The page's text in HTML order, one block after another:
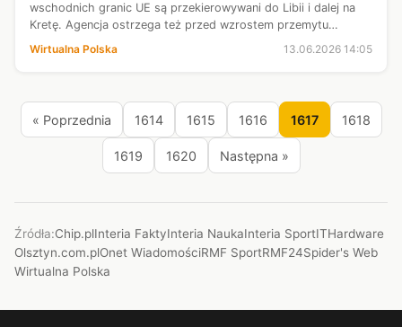
wschodnich granic UE są przekierowywani do Libii i dalej na
Kretę. Agencja ostrzega też przed wzrostem przemytu
narkotyków i ryzykiem nielegalnego handlu bronią.
Wirtualna Polska 13.06.2026 14:05
« Poprzednia 1614 1615 1616 1617 1618
1619 1620 Następna »
Źródła:Chip.plInteria FaktyInteria NaukaInteria SportITHardware
Olsztyn.com.plOnet WiadomościRMF SportRMF24Spider's Web
Wirtualna Polska